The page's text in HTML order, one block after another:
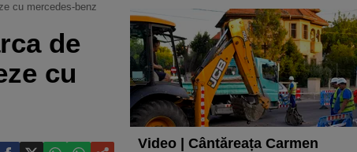
cu mercedes-benz
de
cu
Video | Cântăreața Carmen